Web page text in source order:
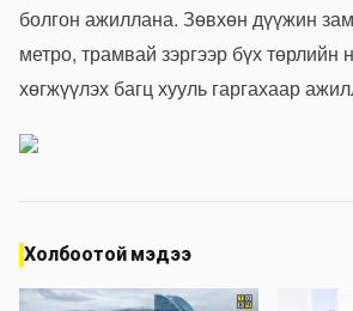
болгон ажиллана. Зөвхөн дүүжин
метро, трамвай зэргээр бүх төрлийн
хөгжүүлэх багц хууль гаргахаар
Холбоотой мэдээ